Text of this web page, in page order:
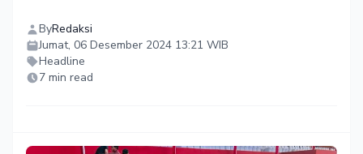
ByRedaksi
Jumat, 06 Desember 2024 13:21 WIB
Headline
7 min read